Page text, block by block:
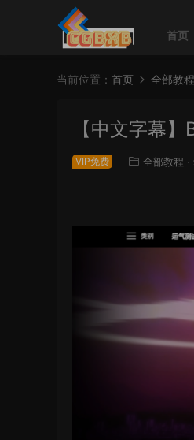
首页
当前位置： 首页 全部教程
【中文字幕
VIP免费 全部教程 ·